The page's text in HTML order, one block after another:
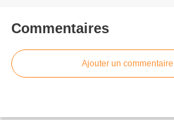
Commentaires
Ajouter un commentaire